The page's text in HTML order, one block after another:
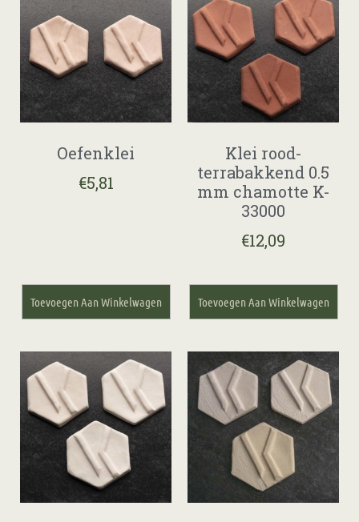
Oefenklei
€5,81
Toevoegen Aan Winkelwagen
Klei rood-
terrabakkend 0.5
mm chamotte K-
33000
€12,09
Toevoegen Aan Winkelwagen